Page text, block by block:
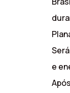
e